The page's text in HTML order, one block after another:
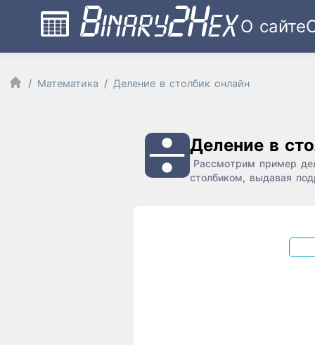
О сайте
Математика Деление в столбик онлайн
Деление в
Рассмотрим пример
столбиком, выдавая